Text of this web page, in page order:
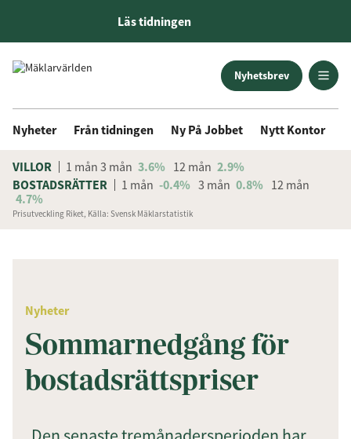
Läs tidningen
Nyhetsbrev
Nyheter Från tidningen Ny På Jobbet Nytt Kontor
VILLOR 1 mån 3 mån 3.6% 12 mån 2.9%
BOSTADSRÄTTER
1 mån -0.4% 3 mån 0.8% 12 mån
4.7%
Prisutveckling Riket, Källa: Svensk Mäklarstatistik
ANNONS
Nyheter
Sommarnedgång för
bostadsrättspriser